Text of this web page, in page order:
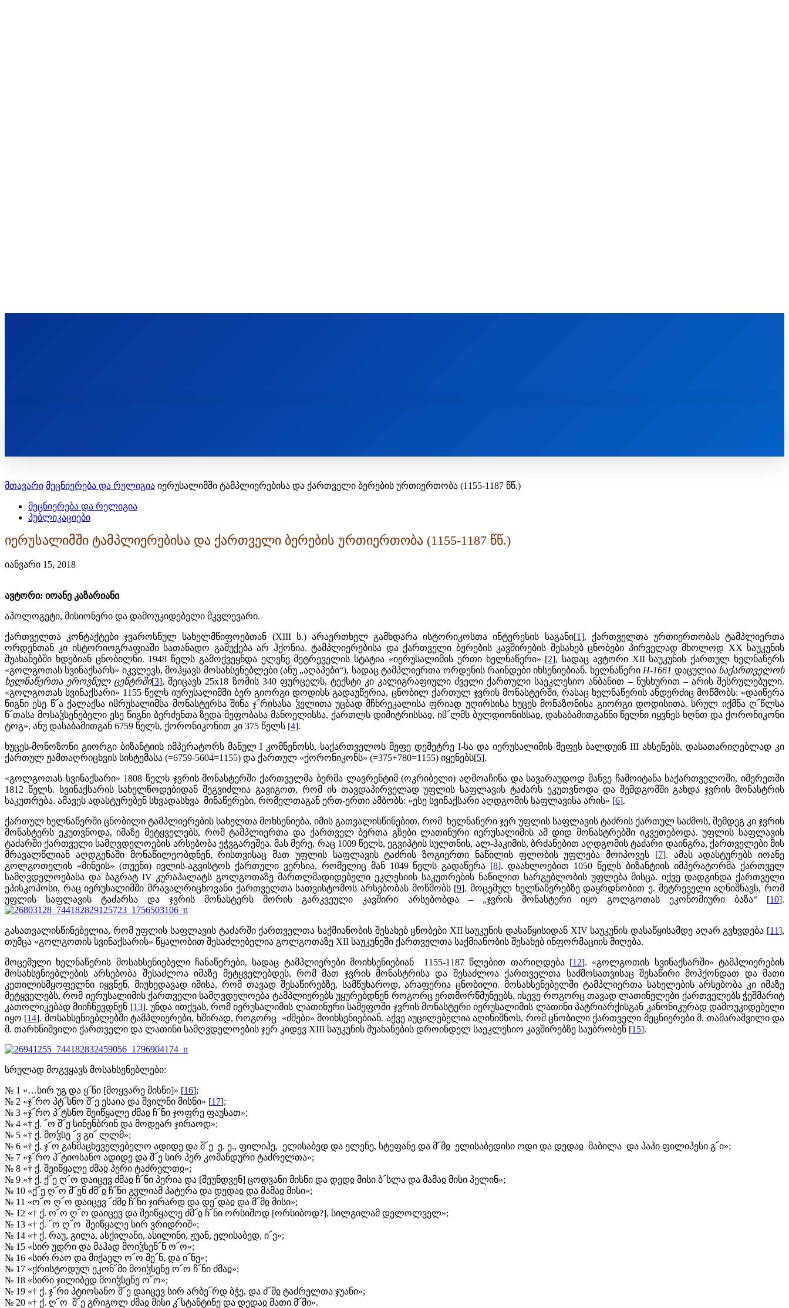
მთავარი მეცნიერება და რელიგია იერუსალიმში ტამპლიერებისა და ქართველი ბერების ურთიერთობა (1155-1187 წწ.)
მეცნიერება და რელიგია
პუბლიკაციები
იერუსალიმში ტამპლიერებისა და ქართველი ბერების ურთიერთობა (1155-1187 წწ.)
იანვარი 15, 2018
ავტორი: იოანე კაზარიანი
აპოლოგეტი, მისიონერი და დამოუკიდებელი მკვლევარი.
ქართველთა კონტაქტები ჯვაროსნულ სახელმწიფოებთან (XIII ს.) არაერთხელ გამხდარა ისტორიკოსთა ინტერესის საგანი[1], ქართველთა ურთიერთობას ტამპლიერთა
ორდენთან კი ისტორიოგრაფიაში სათანადო გაშუქება არ ჰქონია. ტამპლიერებისა და ქართველი ბერების კავშირების შესახებ ცნობები პირველად მხოლოდ XX საუკუნის
შუახანებში ხდებიან ცნობილნი. 1948 წელს გამოქვეყნდა ელენე მეტრეველის სტატია «იერუსალიმის ერთი ხელნაწერი» [2], სადაც ავტორი XII საუკუნის ქართულ ხელნაწერს
«გოლგოთას სვინაქსარს» იკვლევს, მოჰყავს მოსახსენებლები (ანუ „აღაპები“), სადაც ტამპლიერთა ორდენის რაინდები იხსენიებიან. ხელნაწერი H-1661 დაცულია საქართველოს
ხელნაწერთა ეროვნულ ცენტრში[3], შეიცავს 25х18 ზომის 340 ფურცელს, ტექსტი კი კალიგრაფიული ძველი ქართული საეკლესიო ანბანით – ნუსხურით – არის შესრულებული.
«გოლგოთას სვინაქსარი» 1155 წელს იურუსალიმში ბერ გიორგი დოდისს გადაუწერია, ცნობილ ქართულ ჯვრის მონასტერში, რასაც ხელნაწერის ანდერძიც მოწმობს: «დაიწერა
წიგნი ესე წ՜ა ქალაქსა იჱრუსალიმსა მონასტერსა შინა ჯ՜რისასა ჴელითა უცბად მჩხრეკალისა ფრიად უღირსისა ხუცეს მონაზონისა გიორგი დოდისითა. სრულ იქმნა ღ՜წლსა
წ՜თასა მოსაჴსენებელი ესე წიგნი ბერძენთა ზედა მეფობასა მანოელისსა, ქართლს დიმიტრისსაჲ, იჱ՜ლმს ბულდიონისსაჲ, დასაბამითგანნი წელნი იყვნეს ხღნთ და ქორონიკონი
ტოგ», ანუ დასაბამითგან 6759 წელს, ქორონიკონით კი 375 წელს [4].
ხუცეს-მონოზონი გიორგი ბიზანტიის იმპერატორს მანულ I კომნენოსს, საქართველოს მეფე დემეტრე I-სა და იერუსალიმის მეფეს ბალდუინ III ახსენებს, დასათარიღებლად კი
ქართულ ჟამთაღრიცხვის სისტემასა (=6759-5604=1155) და ქართულ «ქორონიკონს» (=375+780=1155) იყენებს[5].
«გოლგოთას სვინაქსარი» 1808 წელს ჯვრის მონასტერში ქართველმა ბერმა ლავრენტიმ (ოკრიბელი) აღმოაჩინა და სავარაუდოდ მანვე ჩამოიტანა საქართველოში, იმერეთში
1812 წელს. სვინაქსარის სახელწოდებიდან შეგვიძლია გავიგოთ, რომ ის თავდაპირველად უფლის საფლავის ტაძარს ეკუთვნოდა და შემდგომში გახდა ჯვრის მონასტრის
საკუთრება. ამავეს ადასტურებენ სხვადასხვა მინაწერები, რომელთაგან ერთ-ერთი ამბობს: «ესე სვინაქსარი აღდგომის საფლავისა არის» [6].
ქართულ ხელნაწერში ცნობილი ტამპლიერების სახელთა მოხსენიება, იმის გათვალისწინებით, რომ ხელნაწერი ჯერ უფლის საფლავის ტაძრის ქართულ საძმოს, შემდეგ კი ჯვრის
მონასტერს ეკუთვნოდა, იმაზე მეტყველებს, რომ ტამპლიერთა და ქართველ ბერთა გზები ლათინური იერუსალიმის ამ დიდ მონასტრებში იკვეთებოდა. უფლის საფლავის
ტაძარში ქართველი სამღვდელოების არსებობა ეჭვგარეშეა. მას მერე, რაც 1009 წელს, ეგვიპტის სულთნის, ალ-ჰაკიმის, ბრძანებით აღდგომის ტაძარი დაინგრა, ქართველები მის
მრავალწლიან აღდგენაში მონაწილეობდნენ, რისთვისაც მათ უფლის საფლავის ტაძრის ზოგიერთი ნაწილის ფლობის უფლება მოიპოვეს [7]. ამას ადასტურებს იოანე
გოლგოთელის «მინეის» (თუენი) ივლის-აგვისტოს ქართული ვერსია, რომელიც მან 1049 წელს გადაწერა [8]. დაახლოებით 1050 წელს ბიზანტიის იმპერატორმა ქართველ
სამღვდელოებასა და ბაგრატ IV კურაპალატს გოლგოთაზე მართლმადიდებელი ეკლესიის საკუთრების ნაწილით სარგებლობის უფლება მისცა. იქვე დადგინდა ქართველი
ეპისკოპოსი, რაც იერუსალიმში მრავალრიცხოვანი ქართველთა სათვისტომოს არსებობას მოწმობს [9]. მოცემულ ხელნაწერებზე დაყრდნობით ე. მეტრეველი აღნიშნავს, რომ
უფლის საფლავის ტაძარსა და ჯვრის მონასტერს შორის გარკვეული კავშირი არსებობდა – „ჯვრის მონასტერი იყო გოლგოთას ეკონომიური ბაზა“ [10].
გასათვალისწინებელია, რომ უფლის საფლავის ტაძარში ქართველთა საქმიანობის შესახებ ცნობები XII საუკუნის დასაწყისიდან XIV საუკუნის დასაწყისამდე აღარ გვხვდება [11],
თუმცა «გოლგოთის სვინაქსარის» წყალობით შესაძლებელია გოლგოთაზე XII საუკუნეში ქართველთა საქმიანობის შესახებ ინფორმაციის მიღება.
მოცემული ხელნაწერის მოსახსენიებელი ჩანაწერები, სადაც ტამპლიერები მოიხსენიებიან 1155-1187 წლებით თარიღდება [12]. «გოლგოთის სვინაქსარში» ტამპლიერების
მოსახსენიებლების არსებობა შესაძლოა იმაზე მეტყველებდეს, რომ მათ ჯვრის მონასტრისა და შესაძლოა ქართველთა საძმოსათვისაც შესაწირი მოჰქონდათ და მათი
კეთილისმყოფელნი იყვნენ, მიუხედავად იმისა, რომ თავად შესაწირებზე, სამწუხაროდ, არაფერია ცნობილი. მოსახსენებელში ტამპლიერთა სახელების არსებობა კი იმაზე
მეტყველებს, რომ იერუსალიმის ქართველი სამღვდელოება ტამპლიერებს უყურებდნენ როგორც ერთმორწმუნეებს, ისევე როგორც თავად ლათინელები ქართველებს ჭეშმარიტ
კათოლიკებად მიიჩნევდნენ [13]. უნდა ითქვას, რომ იერუსალიმის ლათინური სამეფოში ჯვრის მონასტერი იერუსალიმის ლათინი პატრიარქისგან კანონიკურად დამოუკიდებელი
იყო [14]. მოსახსენიებლებში ტამპლიერები, ხშირად, როგორც «ძმები» მოიხსენიებიან. აქვე აუცილებელია აღინიშნოს, რომ ცნობილი ქართველი მეცნიერები მ. თამარაშვილი და
მ. თარხნიშვილი ქართველი და ლათინი სამღვდელოების ჯერ კიდევ XIII საუკუნის შუახანების დროინდელ საეკლესიო კავშირებზე საუბრობენ [15].
სრულად მოგვყავს მოსახსენებლები:
№ 1 «…სირ უგ და ყ՜ნი [მოყვარე მისნი]» [16];
№ 2 «ჯ՜რო პტ՜სნო შ՜ე ესაია და შვილნი მისნი» [17];
№ 3 «ჯ՜რო პ՜ტსნო შეიწყალე ძმაჲ ჩ՜ნი ჯოფრე ფაუსათ»;
№ 4 «† ქ. ՜ო შ՜ე სინენბრინ და მოდეარ ჯირაოდ»;
№ 5 «† ქ. მოჴსე ՜ვ გი՜ ლლმ»;
№ 6 «† ქ. ჯ՜ო განმაცხეველებელო ადიდე და შ՜ე ე. ე., ფილიპე, ელისაბედ და ელენე, სტეფანე და მ՜მჲ ელისაბედისი ოდი და დედაჲ მაბილა და პაპი ფილიპესი გ՜ი»;
№ 7 «ჯ՜რო პ՜ტიოსანო ადიდე და შ՜ე სირ პერ კომანდური ტაძრელთა»;
№ 8 «† ქ. შეიწყალე ძმაჲ პერი ტაძრელთჲ»;
№ 9 «† ქ. ქ՜ე ღ՜ო დაიცევ ძმაჲ ჩ՜ნი პერია და [შეუნდვენ] ცოდვანი მისნი და დედჲ მისი ბ՜სლა და მამაჲ მისი პელინ»;
№ 10 «ქ՜ე ღ՜ო შ՜ენ ძმ՜ჲ ჩ՜ნი გჳლიამ პატერა და დედაჲ და მამაჲ მისი»;
№ 11 «ო՜ო ღ՜ო დაიცევ ՜ძმჲ ჩ՜ნი ჯირარდ და დე՜დაჲ და მ՜მჲ მისი»;
№ 12 «† ქ. ო՜ო ღ՜ო დაიცევ და შეიწყალე ძმ՜ჲ ჩ՜ნი ორსიშოდ [ორსიბოდ?], სილგილამ დელოლველ»;
№ 13 «† ქ. ՜ო ღ՜ო შეიწყალე სირ ვრიდრიშ»;
№ 14 «† ქ. რაუ, გილა, ასქილანი, ასილინი, ჟუან, ელისაბედ, ი՜ე»;
№ 15 «სირ უდრი და მაჰად მოიჴსენ՜ნ ო՜ო»;
№ 16 «სირ რაო და მიქაელ ო՜ო შე՜ნ, და ი՜ნე»;
№ 17 «ქრისტოდულ ეკონ՜მი მოიჴსენე ო՜ო ჩ՜ნი ძმაჲ»;
№ 18 «სირი ჯილიბედ მოიჴსენე ო՜ო»;
№ 19 «† ქ. ჯ՜რი პტიოსანო შ՜ე დაიცევ სირ არბე՜რდ ბჭე, და ძ՜მჲ ტაძრელთა ჯუანი»;
№ 20 «† ქ. ღ՜ო შ՜ე გრიგოლ ძმაჲ მისი კ՜სტანტინე და დედაჲ მათი მ՜მი».